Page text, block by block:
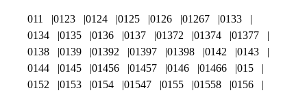
011 0123 0124 0125 0126 01267
0133
0134
0135 0136 0137 01372 01374
01377
0138
0139 01392 01397 01398 0142
0143
0144
0145 01456 01457 0146 01466
015
0152
0153 0154 01547 0155 01558
0156